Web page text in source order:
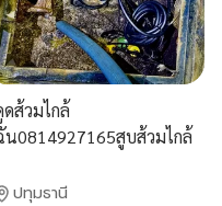
ดส้วมไกล้
น0814927165สูบส้วมไกล้
ปทุมธานี